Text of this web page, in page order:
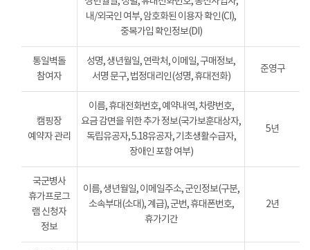
내/외국인 여부, 암호화된 이용자 확인(CI),
중복가입 확인정보(DI)
통일벽돌
참여자
성명, 생년월일, 연락처, 이메일, 구매정보,
서명 문구, 법정대리인(성명, 휴대전화)
준영구
캠핑장
예약자 관리
이름, 휴대전화번호, 예약내역, 차량번호,
요금 감면을 위한 추가 정보(국가보훈대상자,
독립유공자, 5.18유공자, 기초생활수급자,
장애인 포함 여부)
5년
국군병사
휴가프로그
램 신청자
정보
이름, 생년월일, 이메일주소, 군인정보(구분,
소속부대(소대), 계급), 군번, 휴대폰번호,
휴가기간
2년